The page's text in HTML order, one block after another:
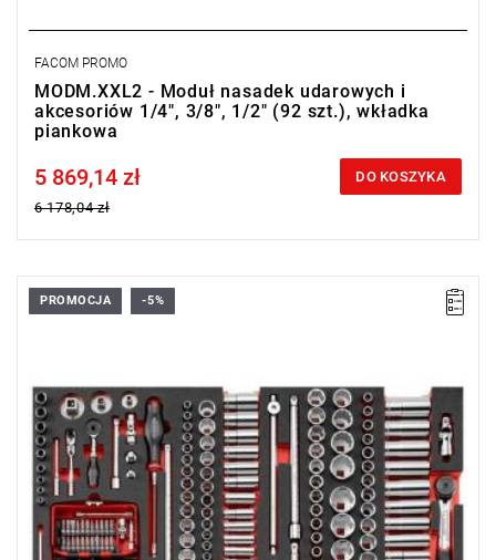
FACOM PROMO
MODM.XXL2 - Moduł nasadek udarowych i
akcesoriów 1/4", 3/8", 1/2" (92 szt.), wkładka
piankowa
Price tax included
5 869,14 zł
6 178,04 zł
DO KOSZYKA
• Zakres zestawu: 6 - 34 mm
PROMOCJA -5%